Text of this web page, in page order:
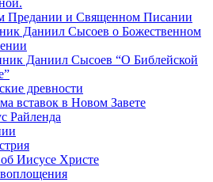
Предании и Священном Писании
Даниил Сысоев о Божественном
Даниил Сысоев “О Библейской
древности
вставок в Новом Завете
Райленда
Иисусе Христе